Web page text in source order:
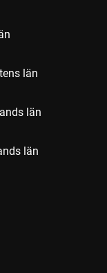
län
län
län